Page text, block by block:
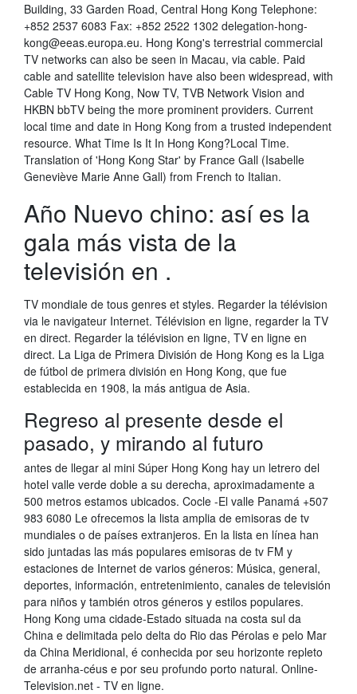
Building, 33 Garden Road, Central Hong Kong Telephone:
+852 2537 6083 Fax: +852 2522 1302 delegation-hong-
kong@eeas.europa.eu. Hong Kong's terrestrial commercial
TV networks can also be seen in Macau, via cable. Paid
cable and satellite television have also been widespread, with
Cable TV Hong Kong, Now TV, TVB Network Vision and
HKBN bbTV being the more prominent providers. Current
local time and date in Hong Kong from a trusted independent
resource. What Time Is It In Hong Kong?Local Time.
Translation of 'Hong Kong Star' by France Gall (Isabelle
Geneviève Marie Anne Gall) from French to Italian.
Año Nuevo chino: así es la
gala más vista de la
televisión en .
TV mondiale de tous genres et styles. Regarder la télévision
via le navigateur Internet. Télévision en ligne, regarder la TV
en direct. Regarder la télévision en ligne, TV en ligne en
direct. La Liga de Primera División de Hong Kong es la Liga
de fútbol de primera división en Hong Kong, que fue
establecida en 1908, la más antigua de Asia.
Regreso al presente desde el
pasado, y mirando al futuro
antes de llegar al mini Súper Hong Kong hay un letrero del
hotel valle verde doble a su derecha, aproximadamente a
500 metros estamos ubicados. Cocle -El valle Panamá +507
983 6080 Le ofrecemos la lista amplia de emisoras de tv
mundiales o de países extranjeros. En la lista en línea han
sido juntadas las más populares emisoras de tv FM y
estaciones de Internet de varios géneros: Música, general,
deportes, información, entretenimiento, canales de televisión
para niños y también otros géneros y estilos populares.
Hong Kong uma cidade-Estado situada na costa sul da
China e delimitada pelo delta do Rio das Pérolas e pelo Mar
da China Meridional, é conhecida por seu horizonte repleto
de arranha-céus e por seu profundo porto natural. Online-
Television.net - TV en ligne.